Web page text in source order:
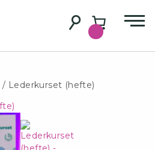
/ Lederkurset (hefte)